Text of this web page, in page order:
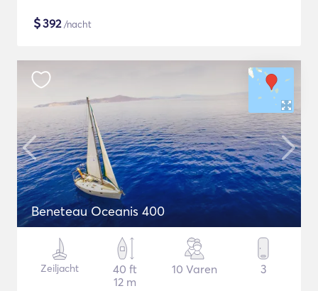
$392/nacht
Beneteau Oceanis 400
Zeiljacht
40 ft
12 m
10 Varen 3